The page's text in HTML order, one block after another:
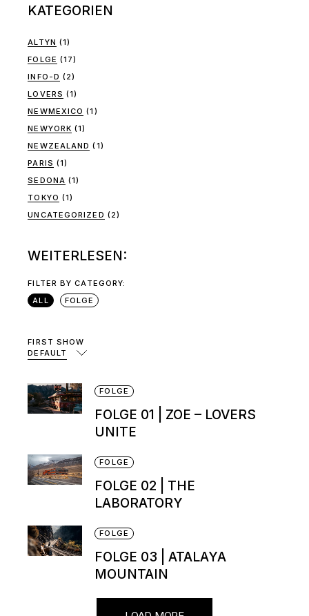
KATEGORIEN
ALTYN (1)
FOLGE (17)
INFO-D (2)
LOVERS (1)
NEWMEXICO (1)
NEWYORK (1)
NEWZEALAND (1)
PARIS (1)
SEDONA (1)
TOKYO (1)
UNCATEGORIZED (2)
WEITERLESEN:
FILTER BY CATEGORY:
ALL
FOLGE
FIRST SHOW
DEFAULT
FOLGE
FOLGE 01 | ZOE – LOVERS
UNITE
FOLGE
FOLGE 02 | THE
LABORATORY
FOLGE
FOLGE 03 | ATALAYA
MOUNTAIN